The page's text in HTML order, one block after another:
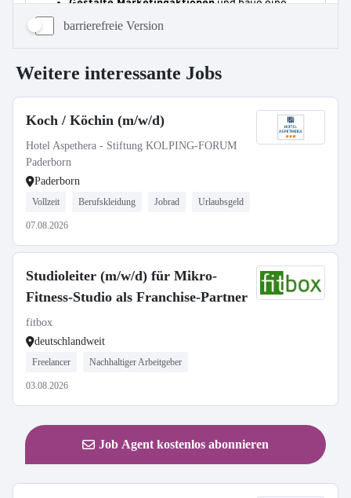
barrierefreie Version
Weitere interessante Jobs
Koch / Köchin (m/w/d)
Hotel Aspethera - Stiftung KOLPING-FORUM
Paderborn
Paderborn
Vollzeit Berufskleidung Jobrad Urlaubsgeld
07.08.2026
Studioleiter (m/w/d) für Mikro-
Fitness-Studio als Franchise-Partner
fitbox
deutschlandweit
Freelancer Nachhaltiger Arbeitgeber
03.08.2026
Job Agent kostenlos abonnieren